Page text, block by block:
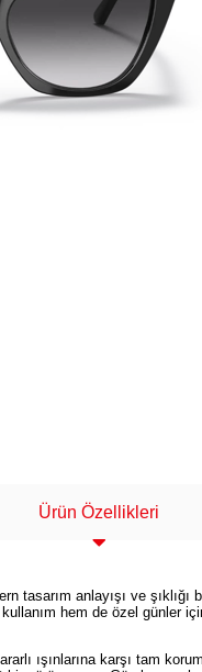
Ürün Özellikleri
tasarım anlayışı ve
hem de özel günler
ışınlarına karşı tam